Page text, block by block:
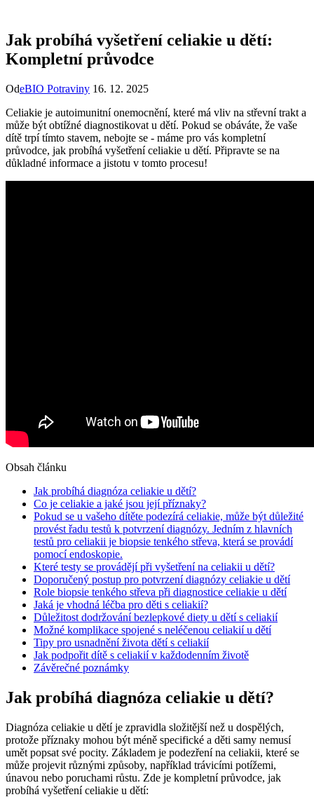
Jak probíhá vyšetření celiakie u dětí:
Kompletní průvodce
OdeBIO Potraviny 16. 12. 2025
Celiakie⁤ je autoimunitní‌ onemocnění, které má vliv na střevní trakt ​a
může ⁤být obtížné diagnostikovat u dětí.⁣ Pokud se obáváte, že vaše
dítě trpí tímto stavem, nebojte se ​- ⁤máme ⁣pro vás kompletní
průvodce,⁢ jak ​probíhá vyšetření celiakie​ u dětí. Připravte ​se na
důkladné‌ informace a jistotu v tomto⁣ procesu!
Obsah článku
Jak probíhá diagnóza‌ celiakie u dětí?
Co⁣ je celiakie a jaké‌ jsou ⁢její příznaky?
Pokud se u vašeho dítěte podezírá celiakie,​ může být ⁢důležité⁢
provést řadu testů k potvrzení diagnózy. Jedním z hlavních‍
testů pro⁣ celiakii je ​biopsie tenkého střeva,‍ která se provádí
pomocí endoskopie.
Které testy‌ se provádějí⁤ při​ vyšetření na celiakii u dětí?
Doporučený postup pro ​potvrzení diagnózy celiakie u dětí
Role biopsie tenkého ​střeva při diagnostice celiakie u dětí
Jaká je‌ vhodná ‌léčba pro děti s celiakií?
Důležitost dodržování bezlepkové diety u dětí s ⁢celiakií
Možné komplikace spojené ‌s neléčenou ⁣celiakií u dětí
Tipy pro ​usnadnění života dětí s celiakií
Jak podpořit‍ dítě s celiakií v každodenním ‌životě
Závěrečné poznámky
Jak probíhá diagnóza‌ celiakie u dětí?
Diagnóza celiakie u dětí⁢ je zpravidla složitější​ než u dospělých,
protože příznaky mohou být méně⁢ specifické a děti samy nemusí
umět popsat své pocity. Základem ⁢je podezření na celiakii, ⁤které‍ se
může projevit různými způsoby, například trávicími potížemi,
únavou nebo poruchami růstu. ‍Zde je⁤ kompletní průvodce, jak
⁤probíhá vyšetření celiakie u dětí: